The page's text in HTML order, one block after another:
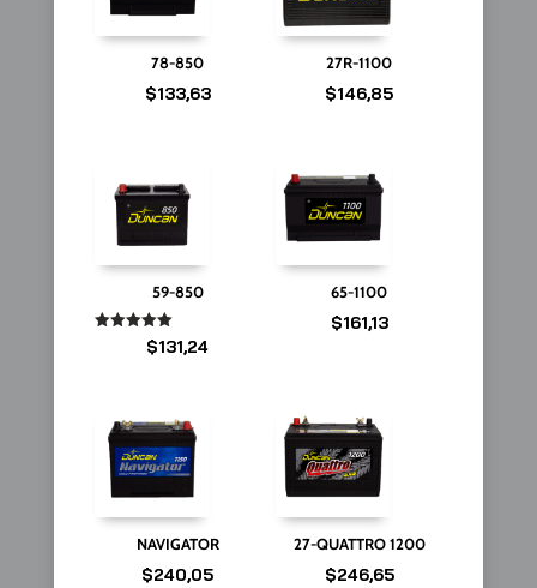
78-850
$133,63
27R-1100
$146,85
59-850
Valorado
$131,24
65-1100
$161,13
NAVIGATOR
$240,05
27-QUATTRO 1200
$246,65